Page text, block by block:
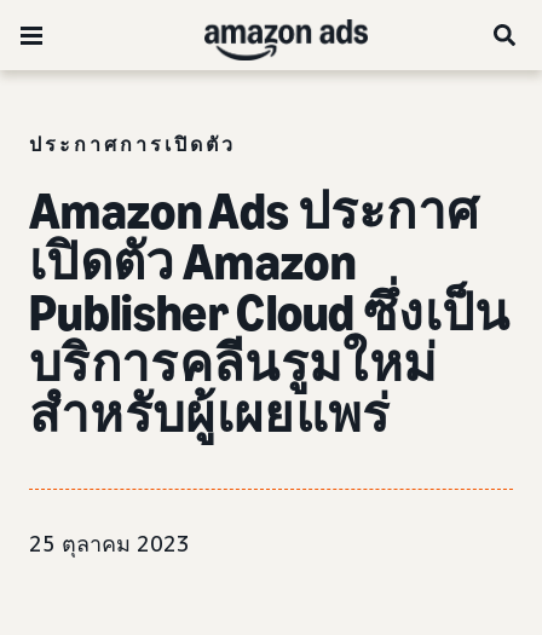
ประกาศการเปิดตัว
Amazon Ads ประกาศ
เปิดตัว Amazon
Publisher Cloudซึ่งเป็น
บริการคลีนรูมใหม่
สำหรับผู้เผยแพร่
25 ตุลาคม 2023